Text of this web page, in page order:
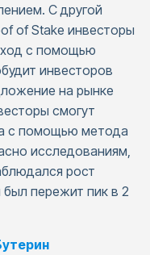
С другой
of Stake инвесторы
с помощью
инвесторов
на рынке
смогут
с помощью метода
исследованиям,
рост
пережит пик в 2